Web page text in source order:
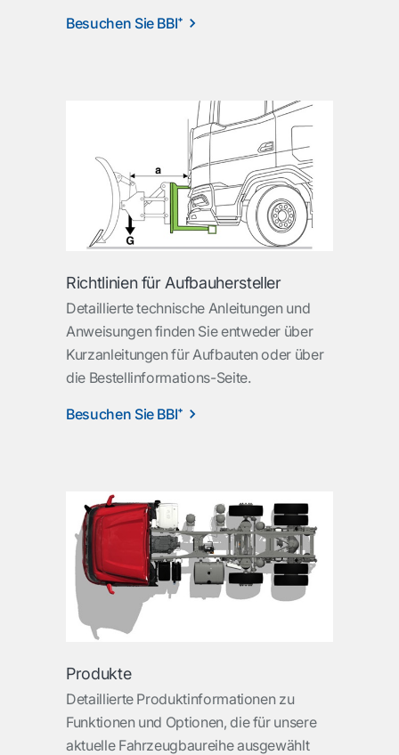
Besuchen Sie BBI⁺
Richtlinien für Aufbauhersteller
Detaillierte technische Anleitungen und
Anweisungen finden Sie entweder über
Kurzanleitungen für Aufbauten oder über
die Bestellinformations-Seite.
Besuchen Sie BBI⁺
Produkte
Detaillierte Produktinformationen zu
Funktionen und Optionen, die für unsere
aktuelle Fahrzeugbaureihe ausgewählt